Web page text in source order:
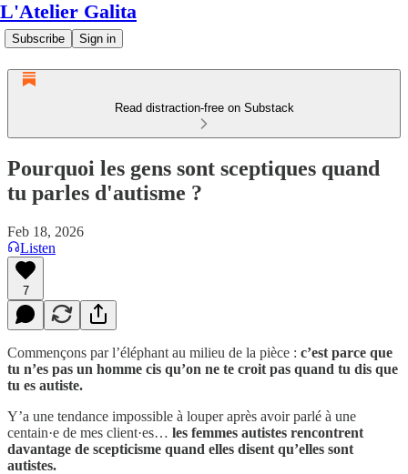
L'Atelier Galita
Subscribe Sign in
Read distraction-free on Substack
Pourquoi les gens sont sceptiques quand
tu parles d'autisme ?
Feb 18, 2026
Listen
7
Commençons par l’éléphant au milieu de la pièce : c’est parce que
tu n’es pas un homme cis qu’on ne te croit pas quand tu dis que
tu es autiste.
Y’a une tendance impossible à louper après avoir parlé à une
centain·e de mes client·es… les femmes autistes rencontrent
davantage de scepticisme quand elles disent qu’elles sont
autistes.